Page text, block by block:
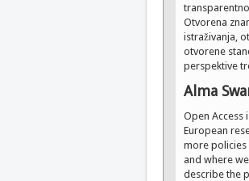
Otvorena
istraživanja,
otvorene
perspektive
Alma
Open
European
more policies
and where
describe the